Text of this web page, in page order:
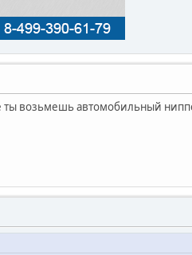
ты возьмешь автомобильный